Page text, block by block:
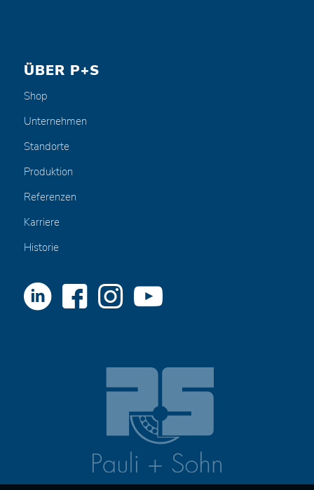
ÜBER P+S
Shop
Unternehmen
Standorte
Produktion
Referenzen
Karriere
Historie